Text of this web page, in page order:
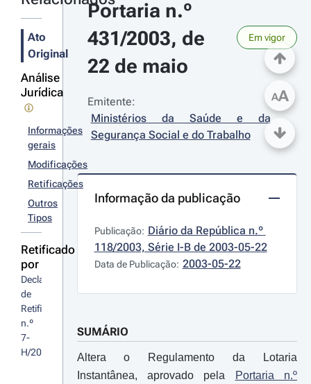
Ato
Original
Análise
Jurídica
Informações
gerais
Modificações
Retificações
Outros
Tipos
Retificado
por
Declaração
de
Retificação
n.º
7-
H/2003
Portaria n.º
431/2003, de
22 de maio
Em vigor
Emitente:
Ministérios da Saúde e da
Segurança Social e do Trabalho
Informação da publicação
Publicação: Diário da República n.º
118/2003, Série I-B de 2003-05-22
Data de Publicação: 2003-05-22
SUMÁRIO
Altera o Regulamento da Lotaria
Instantânea, aprovado pela
Portaria n.º
AA